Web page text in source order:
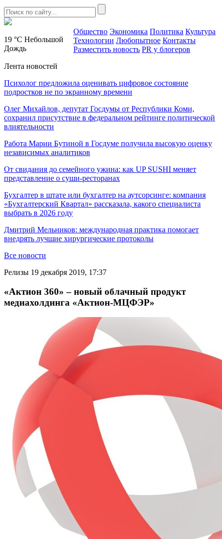
19 °C Небольшой
Дождь
Общество Экономика Политика Культура
Технологии Любопытное Контакты
Разместить новость PR у блогеров
Лента новостей
Психолог предложила оценивать цифровое состояние
подростков не по экранному времени
Олег Михайлов, депутат Госдумы от Республики Коми,
сохранил присутствие в федеральном рейтинге политической
влиятельности
Работа Марии Бутиной в Госдуме получила высокую оценку
независимых аналитиков
От свидания до семейного ужина: как UP SUSHI меняет
представление о суши-ресторанах
Бухгалтер в штате или бухгалтер на аутсорсинге: компания
«Бухгалтерский Квартал» рассказала, какого специалиста
выбрать в 2026 году
Дмитрий Мельников: международная практика помогает
внедрять лучшие хирургические протоколы
Все новости
Релизы 19 декабря 2019, 17:37
«Актион 360» – новый облачный продукт
медиахолдинга «Актион-МЦФЭР»